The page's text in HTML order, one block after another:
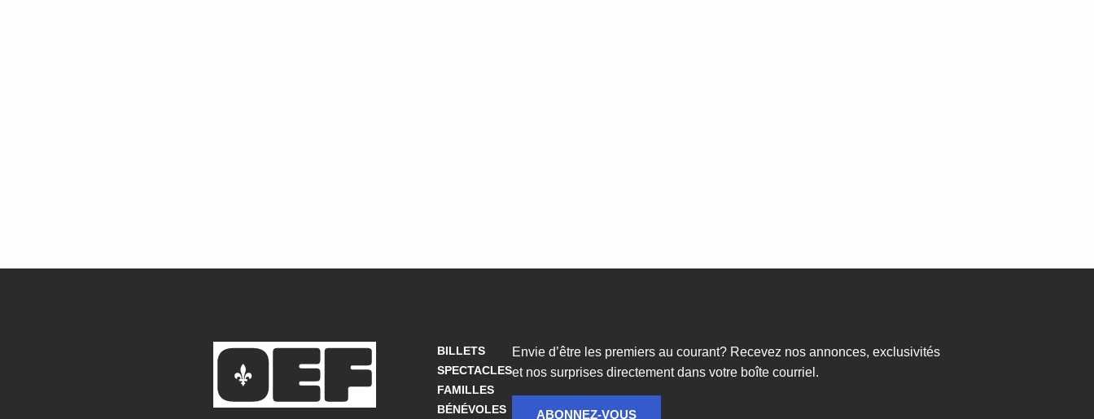
BILLETS
SPECTACLES
FAMILLES
BÉNÉVOLES
Envie d’être les premiers au courant? Recevez nos annonces, exclusivités
et nos surprises directement dans votre boîte courriel.
ABONNEZ-VOUS